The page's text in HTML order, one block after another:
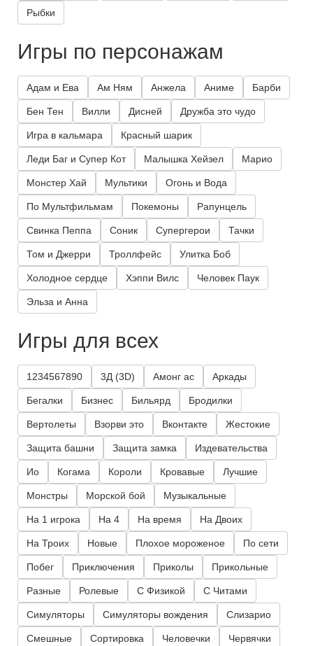
Рыбки
Игры по персонажам
Адам и Ева Ам Ням Анжела Аниме Барби
Бен Тен Вилли Дисней Дружба это чудо
Игра в кальмара Красный шарик
Леди Баг и Супер Кот Малышка Хейзел Марио
Монстер Хай Мультики Огонь и Вода
По Мультфильмам Покемоны Рапунцель
Свинка Пеппа Соник Супергерои Тачки
Том и Джерри Троллфейс Улитка Боб
Холодное сердце Хэппи Вилс Человек Паук
Эльза и Анна
Игры для всех
1234567890 3Д (3D) Амонг ас Аркады
Бегалки Бизнес Бильярд Бродилки
Вертолеты Взорви это Вконтакте Жестокие
Защита башни Защита замка Издевательства
Ио Когама Короли Кровавые Лучшие
Монстры Морской бой Музыкальные
На 1 игрока На 4 На время На Двоих
На Троих Новые Плохое мороженое По сети
Побег Приключения Приколы Прикольные
Разные Ролевые С Физикой С Читами
Симуляторы Симуляторы вождения Слизарио
Смешные Сортировка Человечки Червячки